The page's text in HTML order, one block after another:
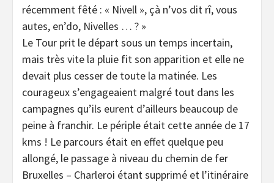
récemment fêté : « Nivell », çà n’vos dit rî, vous
autes, en’do, Nivelles … ? »
Le Tour prit le départ sous un temps incertain,
mais très vite la pluie fit son apparition et elle ne
devait plus cesser de toute la matinée. Les
courageux s’engageaient malgré tout dans les
campagnes qu’ils eurent d’ailleurs beaucoup de
peine à franchir. Le périple était cette année de 17
kms ! Le parcours était en effet quelque peu
allongé, le passage à niveau du chemin de fer
Bruxelles – Charleroi étant supprimé et l’itinéraire